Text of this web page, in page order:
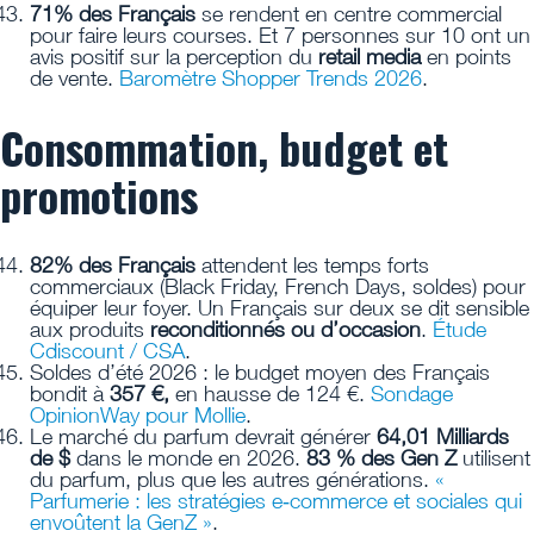
71% des Français se rendent en centre commercial
pour faire leurs courses. Et 7 personnes sur 10 ont un
avis positif sur la perception du retail mediaen points
de vente. Baromètre Shopper Trends 2026.
Consommation, budget et
promotions
82% des Français attendent les temps forts
commerciaux (Black Friday, French Days, soldes) pour
équiper leur foyer. Un Français sur deux se dit sensible
aux produits reconditionnés ou d’occasion. Étude
Cdiscount / CSA.
Soldes d’été 2026 : le budget moyen des Français
bondit à 357 €, en hausse de 124 €. Sondage
OpinionWay pour Mollie.
Le marché du parfum devrait générer 64,01 Milliards
de $dans le monde en 2026. 83 % des Gen Z utilisent
du parfum, plus que les autres générations. «
Parfumerie : les stratégies e‑commerce et sociales qui
envoûtent la GenZ ».